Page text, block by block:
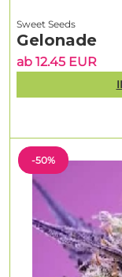
-50%
Sweet Seeds
Gelonade
ab 12.45 EUR